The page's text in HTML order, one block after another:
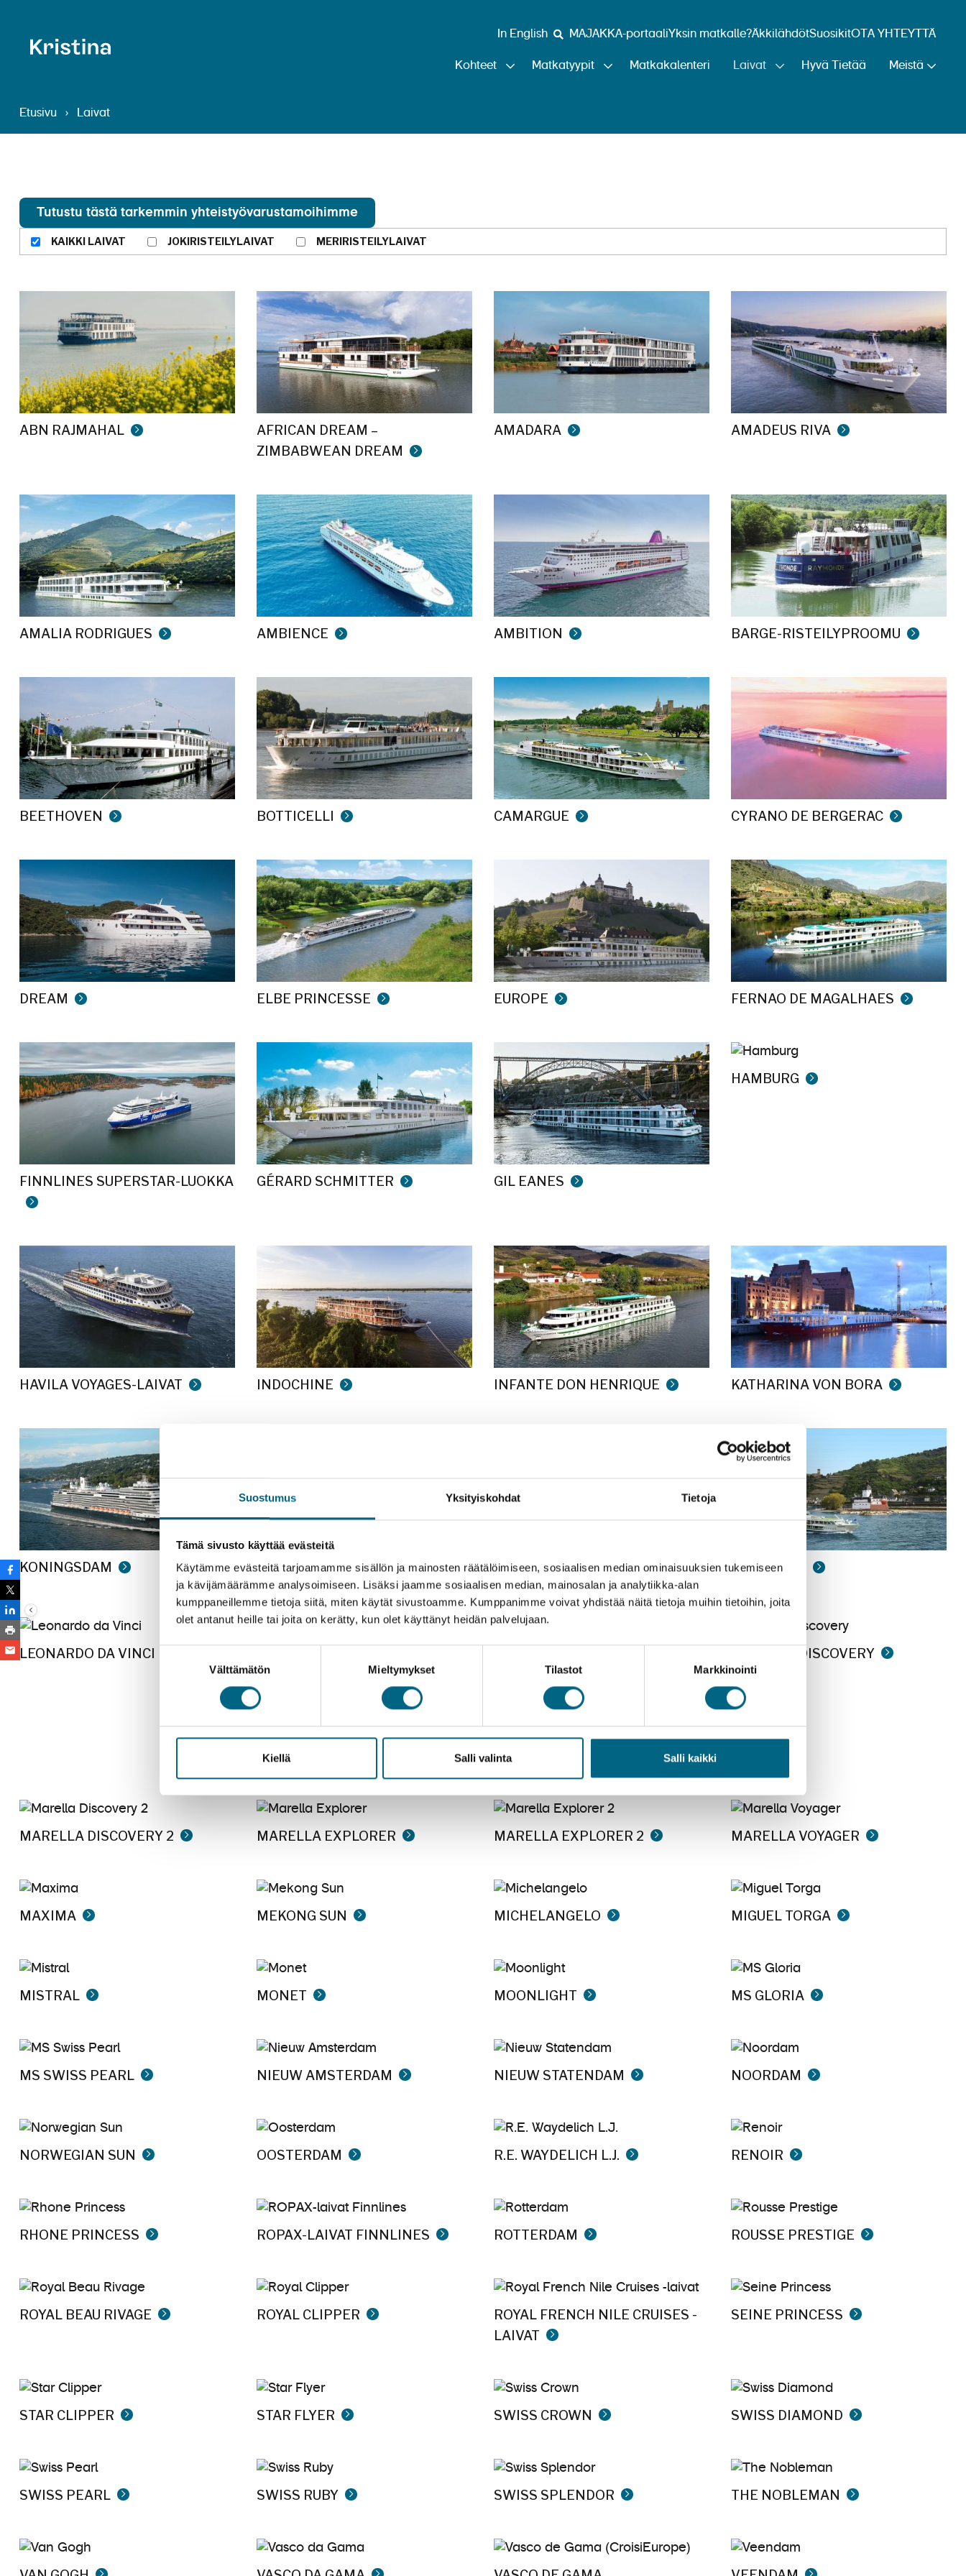
Suostumus Yksityiskohdat Tietoja
Tämä sivusto käyttää evästeitä
Käytämme evästeitä tarjoamamme sisällön ja mainosten räätälöimiseen, sosiaalisen median ominaisuuksien tukemiseen
ja kävijämäärämme analysoimiseen. Lisäksi jaamme sosiaalisen median, mainosalan ja analytiikka-alan
kumppaneillemme tietoja siitä, miten käytät sivustoamme. Kumppanimme voivat yhdistää näitä tietoja muihin tietoihin, joita
olet antanut heille tai joita on kerätty, kun olet käyttänyt heidän palvelujaan.
Välttämätön Mieltymykset Tilastot Markkinointi
Kiellä Salli valinta Salli kaikki
In English MAJAKKA-portaaliYksin matkalle?ÄkkilähdötSuosikitOTA YHTEYTTÄ
Kohteet Matkatyypit Matkakalenteri Laivat Hyvä Tietää Meistä
Etusivu › Laivat
Laivat
Tutustu tästä tarkemmin yhteistyövarustamoihimme
KAIKKI LAIVAT JOKIRISTEILYLAIVAT MERIRISTEILYLAIVAT
ABN RAJMAHAL
AFRICAN DREAM –
ZIMBABWEAN DREAM
AMADARA AMADEUS RIVA
AMALIA RODRIGUES AMBIENCE AMBITION BARGE-RISTEILYPROOMU
BEETHOVEN BOTTICELLI CAMARGUE CYRANO DE BERGERAC
DREAM ELBE PRINCESSE EUROPE FERNAO DE MAGALHAES
FINNLINES SUPERSTAR-LUOKKA GÉRARD SCHMITTER GIL EANES
HAMBURG
HAVILA VOYAGES-LAIVAT INDOCHINE INFANTE DON HENRIQUE KATHARINA VON BORA
KONINGSDAM LA BELLE DE CADIX LAFAYETTE
LEONARDO DA VINCI
LOIRE PRINCESSE
MARELLA DISCOVERY
MARELLA DISCOVERY 2 MARELLA EXPLORER MARELLA EXPLORER 2 MARELLA VOYAGER
MAXIMA MEKONG SUN MICHELANGELO MIGUEL TORGA
MISTRAL MONET MOONLIGHT MS GLORIA
MS SWISS PEARL NIEUW AMSTERDAM NIEUW STATENDAM NOORDAM
NORWEGIAN SUN OOSTERDAM R.E. WAYDELICH L.J. RENOIR
RHONE PRINCESS ROPAX-LAIVAT FINNLINES ROTTERDAM ROUSSE PRESTIGE
ROYAL BEAU RIVAGE ROYAL CLIPPER
ROYAL FRENCH NILE CRUISES -
LAIVAT
SEINE PRINCESS
STAR CLIPPER STAR FLYER SWISS CROWN SWISS DIAMOND
SWISS PEARL SWISS RUBY SWISS SPLENDOR THE NOBLEMAN